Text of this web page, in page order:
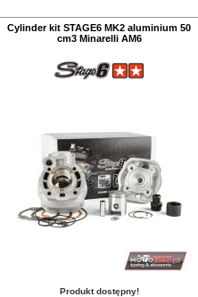
Cylinder kit STAGE6 MK2 aluminium 50
cm3 Minarelli AM6
Produkt dostępny!